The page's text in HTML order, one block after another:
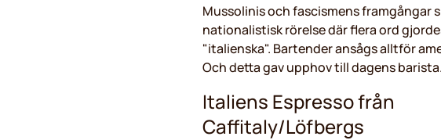
Mussolinis och fascismens framgångar
nationalistisk rörelse där flera ord
"italienska". Bartender ansågs alltför
Och detta gav upphov till dagens barista.
Italiens Espresso från
Caffitaly/Löfbergs